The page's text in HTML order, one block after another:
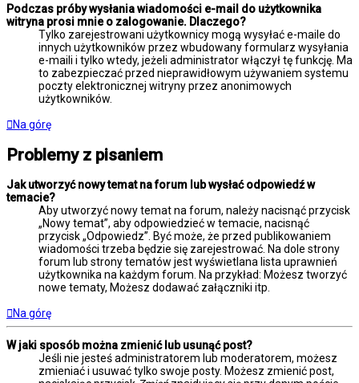
Podczas próby wysłania wiadomości e-mail do użytkownika
witryna prosi mnie o zalogowanie. Dlaczego?
Tylko zarejestrowani użytkownicy mogą wysyłać e-maile do
innych użytkowników przez wbudowany formularz wysyłania
e-maili i tylko wtedy, jeżeli administrator włączył tę funkcję. Ma
to zabezpieczać przed nieprawidłowym używaniem systemu
poczty elektronicznej witryny przez anonimowych
użytkowników.
Na górę
Problemy z pisaniem
Jak utworzyć nowy temat na forum lub wysłać odpowiedź w
temacie?
Aby utworzyć nowy temat na forum, należy nacisnąć przycisk
„Nowy temat”, aby odpowiedzieć w temacie, nacisnąć
przycisk „Odpowiedz”. Być może, że przed publikowaniem
wiadomości trzeba będzie się zarejestrować. Na dole strony
forum lub strony tematów jest wyświetlana lista uprawnień
użytkownika na każdym forum. Na przykład: Możesz tworzyć
nowe tematy, Możesz dodawać załączniki itp.
Na górę
W jaki sposób można zmienić lub usunąć post?
Jeśli nie jesteś administratorem lub moderatorem, możesz
zmieniać i usuwać tylko swoje posty. Możesz zmienić post,